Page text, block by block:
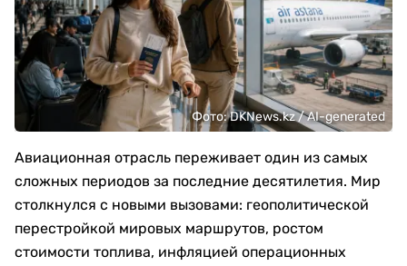
Фото: DKNews.kz / AI-generated
Авиационная отрасль переживает один из самых
сложных периодов за последние десятилетия. Мир
столкнулся с новыми вызовами: геополитической
перестройкой мировых маршрутов, ростом
стоимости топлива, инфляцией операционных